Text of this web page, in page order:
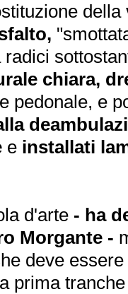
della
chiara,
pedonale, e
e installati
d'arte - ha
Morgante -
deve
prima